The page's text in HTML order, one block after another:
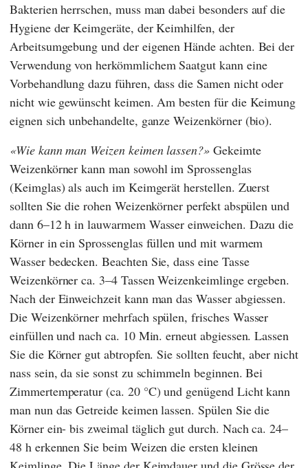
Bakterien herrschen, muss man dabei besonders auf die
Hygiene der Keimgeräte, der Keimhilfen, der
Arbeitsumgebung und der eigenen Hände achten. Bei der
Verwendung von herkömmlichem Saatgut kann eine
Vorbehandlung dazu führen, dass die Samen nicht oder
nicht wie gewünscht keimen. Am besten für die Keimung
eignen sich unbehandelte, ganze Weizenkörner (bio).
Wie kann man Weizen keimen lassen? Gekeimte
Weizenkörner kann man sowohl im Sprossenglas
(Keimglas) als auch im Keimgerät herstellen. Zuerst
sollten Sie die rohen Weizenkörner perfekt abspülen und
dann 6–12 h in lauwarmem Wasser einweichen. Dazu die
Körner in ein Sprossenglas füllen und mit warmem
Wasser bedecken. Beachten Sie, dass eine Tasse
Weizenkörner ca. 3–4 Tassen Weizenkeimlinge ergeben.
Nach der Einweichzeit kann man das Wasser abgiessen.
Die Weizenkörner mehrfach spülen, frisches Wasser
einfüllen und nach ca. 10 Min. erneut abgiessen. Lassen
Sie die Körner gut abtropfen. Sie sollten feucht, aber nicht
nass sein, da sie sonst zu schimmeln beginnen. Bei
Zimmertemperatur (ca. 20 °C) und genügend Licht kann
man nun das Getreide keimen lassen. Spülen Sie die
Körner ein- bis zweimal täglich gut durch. Nach ca. 24–
48 h erkennen Sie beim Weizen die ersten kleinen